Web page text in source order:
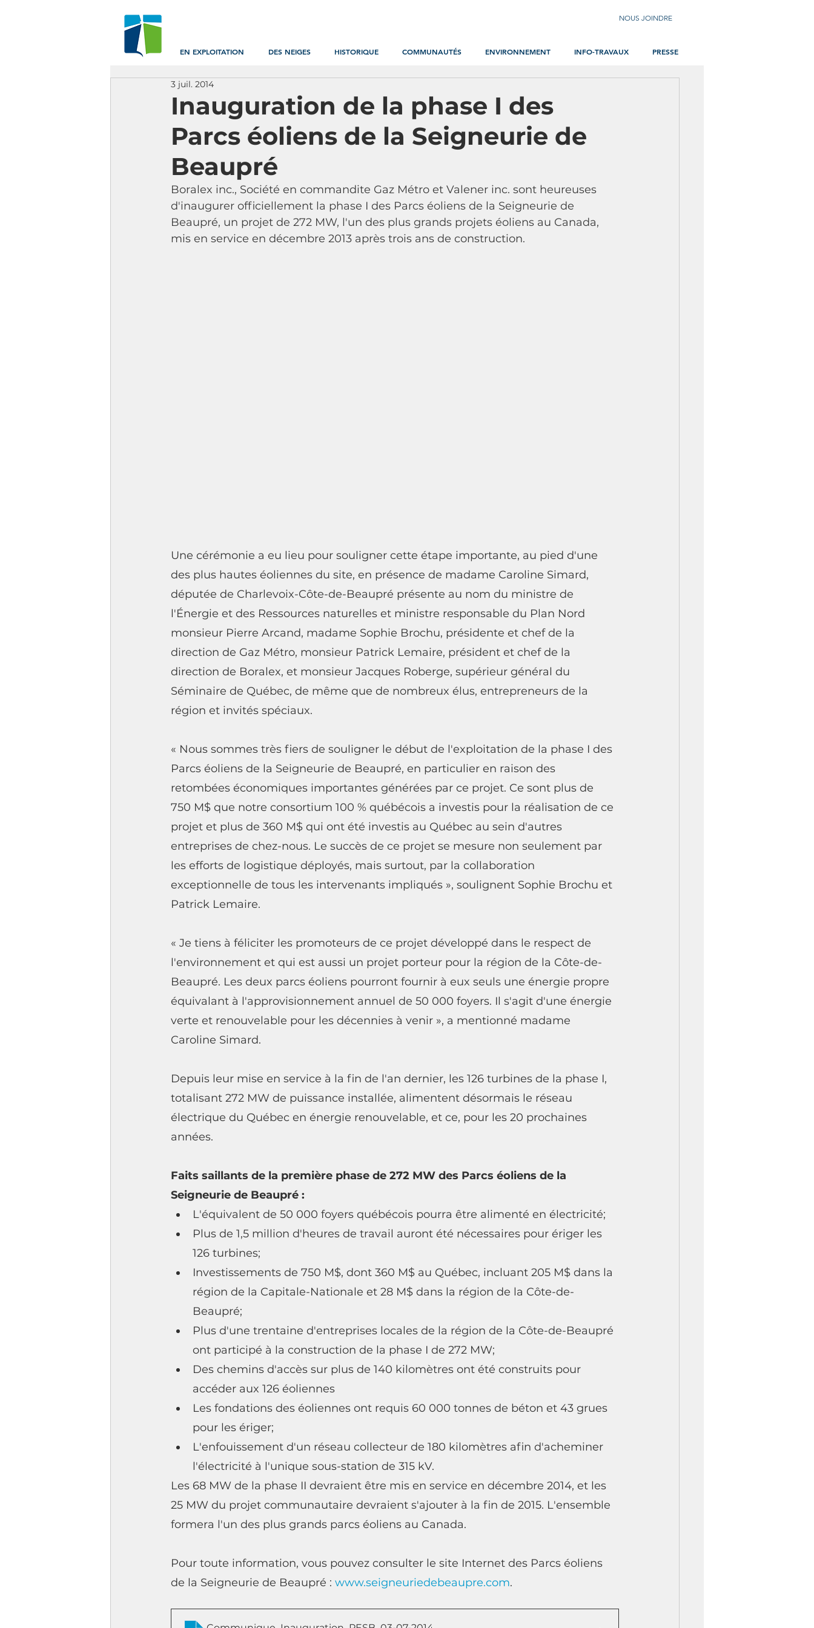
EN EXPLOITATION DES NEIGES HISTORIQUE COMMUNAUTÉS ENVIRONNEMENT INFO-TRAVAUX PRESSE
NOUS JOINDRE
Inauguration de la phase I des
Parcs éoliens de la Seigneurie de
Beaupré
3 juil. 2014
Boralex inc., Société en commandite Gaz Métro et Valener inc. sont heureuses
d'inaugurer officiellement la phase I des Parcs éoliens de la Seigneurie de
Beaupré, un projet de 272 MW, l'un des plus grands projets éoliens au Canada,
mis en service en décembre 2013 après trois ans de construction.
Une cérémonie a eu lieu pour souligner cette étape importante, au pied d'une
des plus hautes éoliennes du site, en présence de madame Caroline Simard,
députée de Charlevoix-Côte-de-Beaupré présente au nom du ministre de
l'Énergie et des Ressources naturelles et ministre responsable du Plan Nord
monsieur Pierre Arcand, madame Sophie Brochu, présidente et chef de la
direction de Gaz Métro, monsieur Patrick Lemaire, président et chef de la
direction de Boralex, et monsieur Jacques Roberge, supérieur général du
Séminaire de Québec, de même que de nombreux élus, entrepreneurs de la
région et invités spéciaux.
« Nous sommes très fiers de souligner le début de l'exploitation de la phase I des
Parcs éoliens de la Seigneurie de Beaupré, en particulier en raison des
retombées économiques importantes générées par ce projet. Ce sont plus de
750 M$ que notre consortium 100 % québécois a investis pour la réalisation de ce
projet et plus de 360 M$ qui ont été investis au Québec au sein d'autres
entreprises de chez-nous. Le succès de ce projet se mesure non seulement par
les efforts de logistique déployés, mais surtout, par la collaboration
exceptionnelle de tous les intervenants impliqués », soulignent Sophie Brochu et
Patrick Lemaire.
« Je tiens à féliciter les promoteurs de ce projet développé dans le respect de
l'environnement et qui est aussi un projet porteur pour la région de la Côte-de-
Beaupré. Les deux parcs éoliens pourront fournir à eux seuls une énergie propre
équivalant à l'approvisionnement annuel de 50 000 foyers. Il s'agit d'une énergie
verte et renouvelable pour les décennies à venir », a mentionné madame
Caroline Simard.
Depuis leur mise en service à la fin de l'an dernier, les 126 turbines de la phase I,
totalisant 272 MW de puissance installée, alimentent désormais le réseau
électrique du Québec en énergie renouvelable, et ce, pour les 20 prochaines
années.
Faits saillants de la première phase de 272 MW des Parcs éoliens de la
Seigneurie de Beaupré :
L'équivalent de 50 000 foyers québécois pourra être alimenté en électricité;
Plus de 1,5 million d'heures de travail auront été nécessaires pour ériger les
126 turbines;
Investissements de 750 M$, dont 360 M$ au Québec, incluant 205 M$ dans la
région de la Capitale-Nationale et 28 M$ dans la région de la Côte-de-
Beaupré;
Plus d'une trentaine d'entreprises locales de la région de la Côte-de-Beaupré
ont participé à la construction de la phase I de 272 MW;
Des chemins d'accès sur plus de 140 kilomètres ont été construits pour
accéder aux 126 éoliennes
Les fondations des éoliennes ont requis 60 000 tonnes de béton et 43 grues
pour les ériger;
L'enfouissement d'un réseau collecteur de 180 kilomètres afin d'acheminer
l'électricité à l'unique sous-station de 315 kV.
Les 68 MW de la phase II devraient être mis en service en décembre 2014, et les
25 MW du projet communautaire devraient s'ajouter à la fin de 2015. L'ensemble
formera l'un des plus grands parcs éoliens au Canada.
Pour toute information, vous pouvez consulter le site Internet des Parcs éoliens
de la Seigneurie de Beaupré : www.seigneuriedebeaupre.com.